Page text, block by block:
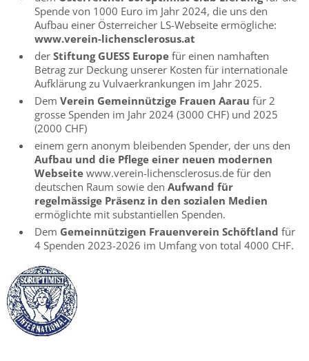
Spende von 1000 Euro im Jahr 2024, die uns den
Aufbau einer Österreicher LS-Webseite ermögliche:
www.verein-lichensclerosus.at
der Stiftung GUESS Europe für einen namhaften
Betrag zur Deckung unserer Kosten für internationale
Aufklärung zu Vulvaerkrankungen im Jahr 2025.
Dem Verein Gemeinnützige Frauen Aarau für 2
grosse Spenden im Jahr 2024 (3000 CHF) und 2025
(2000 CHF)
einem gern anonym bleibenden Spender, der uns den
Aufbau und die Pflege einer neuen modernen
Webseite www.verein-lichensclerosus.de für den
deutschen Raum sowie den Aufwand für
regelmässige Präsenz in den sozialen Medien
ermöglichte mit substantiellen Spenden.
Dem Gemeinnützigen Frauenverein Schöftland für
4 Spenden 2023-2026 im Umfang von total 4000 CHF.